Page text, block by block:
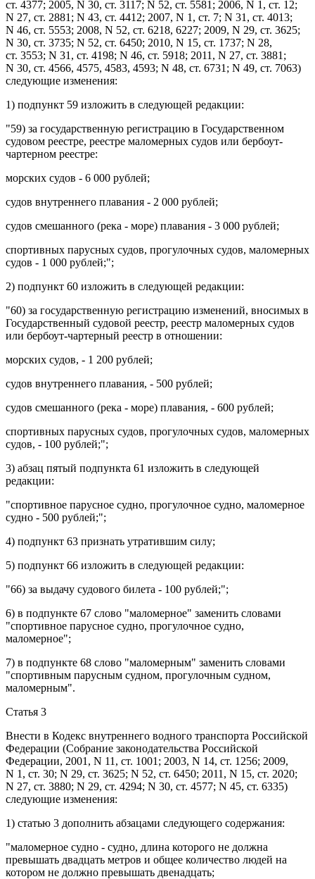
ст. 4377; 2005, N 30, ст. 3117; N 52, ст. 5581; 2006, N 1, ст. 12;
N 27, ст. 2881; N 43, ст. 4412; 2007, N 1, ст. 7; N 31, ст. 4013;
N 46, ст. 5553; 2008, N 52, ст. 6218, 6227; 2009, N 29, ст. 3625;
N 30, ст. 3735; N 52, ст. 6450; 2010, N 15, ст. 1737; N 28,
ст. 3553; N 31, ст. 4198; N 46, ст. 5918; 2011, N 27, ст. 3881;
N 30, ст. 4566, 4575, 4583, 4593; N 48, ст. 6731; N 49, ст. 7063)
следующие изменения:
1) подпункт 59 изложить в следующей редакции:
"59) за государственную регистрацию в Государственном
судовом реестре, реестре маломерных судов или бербоут-
чартерном реестре:
морских судов - 6 000 рублей;
судов внутреннего плавания - 2 000 рублей;
судов смешанного (река - море) плавания - 3 000 рублей;
спортивных парусных судов, прогулочных судов, маломерных
судов - 1 000 рублей;";
2) подпункт 60 изложить в следующей редакции:
"60) за государственную регистрацию изменений, вносимых в
Государственный судовой реестр, реестр маломерных судов
или бербоут-чартерный реестр в отношении:
морских судов, - 1 200 рублей;
судов внутреннего плавания, - 500 рублей;
судов смешанного (река - море) плавания, - 600 рублей;
спортивных парусных судов, прогулочных судов, маломерных
судов, - 100 рублей;";
3) абзац пятый подпункта 61 изложить в следующей
редакции:
"спортивное парусное судно, прогулочное судно, маломерное
судно - 500 рублей;";
4) подпункт 63 признать утратившим силу;
5) подпункт 66 изложить в следующей редакции:
"66) за выдачу судового билета - 100 рублей;";
6) в подпункте 67 слово "маломерное" заменить словами
"спортивное парусное судно, прогулочное судно,
маломерное";
7) в подпункте 68 слово "маломерным" заменить словами
"спортивным парусным судном, прогулочным судном,
маломерным".
Статья 3
Внести в Кодекс внутреннего водного транспорта Российской
Федерации (Собрание законодательства Российской
Федерации, 2001, N 11, ст. 1001; 2003, N 14, ст. 1256; 2009,
N 1, ст. 30; N 29, ст. 3625; N 52, ст. 6450; 2011, N 15, ст. 2020;
N 27, ст. 3880; N 29, ст. 4294; N 30, ст. 4577; N 45, ст. 6335)
следующие изменения:
1) статью 3 дополнить абзацами следующего содержания:
"маломерное судно - судно, длина которого не должна
превышать двадцать метров и общее количество людей на
котором не должно превышать двенадцать;